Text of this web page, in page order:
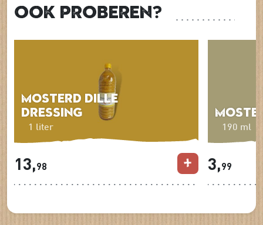
Ook proberen?
1 liter
Mosterd Dille
dressing
13,98
190 ml
3,99